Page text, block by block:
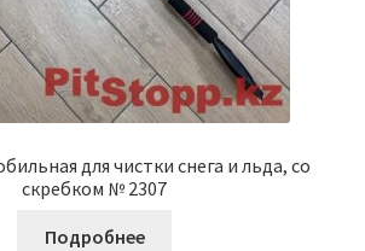
для чистки снега и льда, со
скребком № 2307
Подробнее